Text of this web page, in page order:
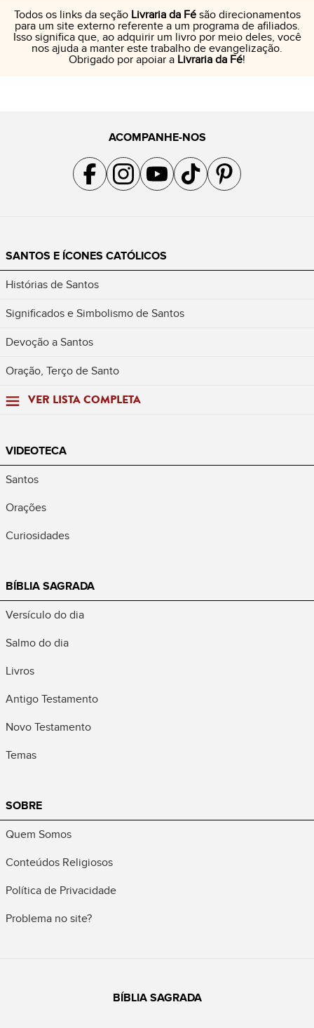
Todos os links da seção Livraria da Fésão direcionamentos
para um site externo referente a um programa de afiliados.
Isso significa que, ao adquirir um livro por meio deles, você
nos ajuda a manter este trabalho de evangelização.
Obrigado por apoiar a Livraria da Fé!
ACOMPANHE-NOS
Acompanhe a gente no Facebook
Acompanhe a gente no Instagram
Acompanhe a gente no YouTube
Acompanhe a gente no TikTok
Acompanhe a gente no
SANTOS E ÍCONES CATÓLICOS
Histórias de Santos
Significados e Simbolismo de Santos
Devoção a Santos
Oração, Terço de Santo
VER LISTA COMPLETA
VIDEOTECA
Santos
Orações
Curiosidades
BÍBLIA SAGRADA
Versículo do dia
Salmo do dia
Livros
Antigo Testamento
Novo Testamento
Temas
SOBRE
Quem Somos
Conteúdos Religiosos
Política de Privacidade
Problema no site?
BÍBLIA SAGRADA